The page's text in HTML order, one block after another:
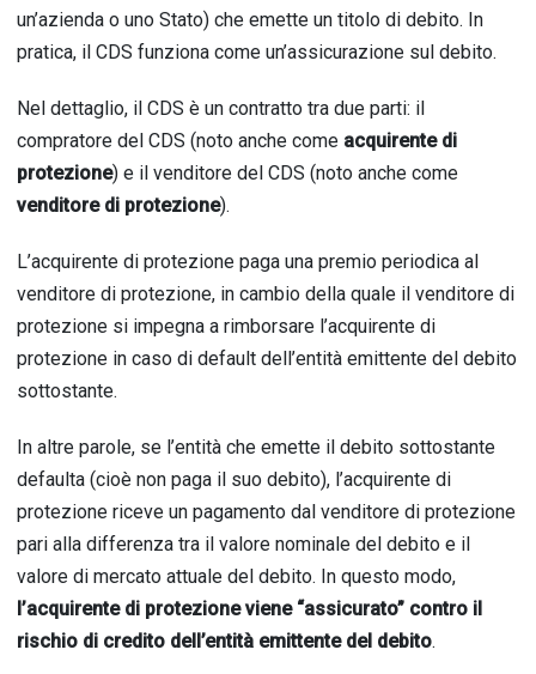
un’azienda o uno Stato) che emette un titolo di debito. In
pratica, il CDS funziona come un’assicurazione sul debito.
Nel dettaglio, il CDS è un contratto tra due parti: il
compratore del CDS (noto anche come acquirente di
protezione) e il venditore del CDS (noto anche come
venditore di protezione).
L’acquirente di protezione paga una premio periodica al
venditore di protezione, in cambio della quale il venditore di
protezione si impegna a rimborsare l’acquirente di
protezione in caso di default dell’entità emittente del debito
sottostante.
In altre parole, se l’entità che emette il debito sottostante
defaulta (cioè non paga il suo debito), l’acquirente di
protezione riceve un pagamento dal venditore di protezione
pari alla differenza tra il valore nominale del debito e il
valore di mercato attuale del debito. In questo modo,
l’acquirente di protezione viene “assicurato” contro il
rischio di credito dell’entità emittente del debito.